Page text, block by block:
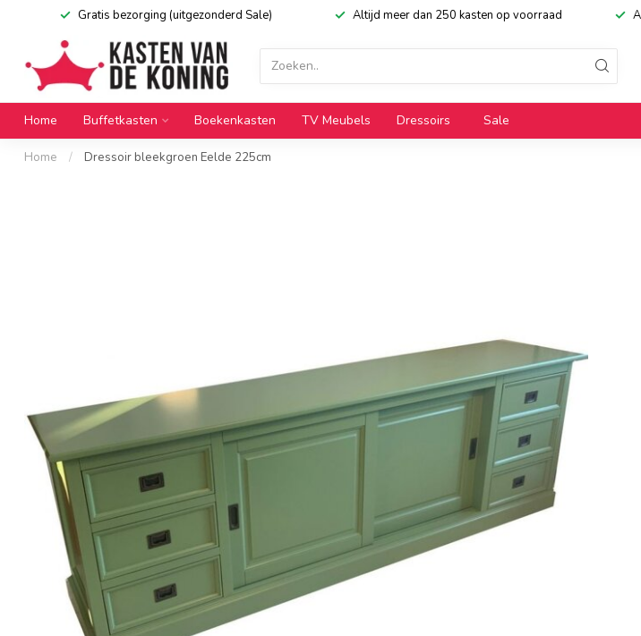
Gratis bezorging (uitgezonderd Sale) Altijd meer dan 250 kasten op voorraad
Home Buffetkasten Boekenkasten TV Meubels Dressoirs Sale
Home / Dressoir bleekgroen Eelde 225cm